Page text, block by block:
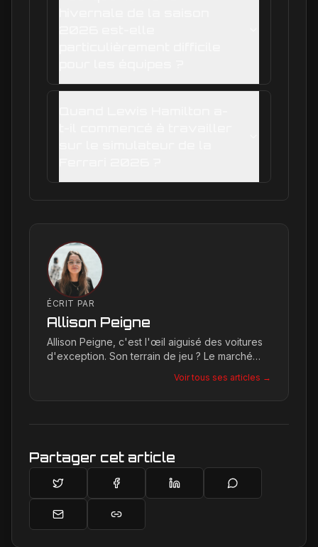
ÉCRIT PAR
Allison Peigne
Allison Peigne, c'est l'œil aiguisé des voitures
d'exception. Son terrain de jeu ? Le marché
une passion contagieuse les dernières
créations, notamment chez Ferrari, sa marque
Voir tous ses articles →
Partager cet article